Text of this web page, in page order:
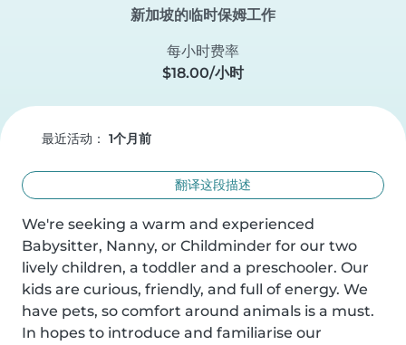
新加坡的临时保姆工作
每小时费率
$18.00/小时
最近活动： 1个月前
翻译这段描述
We're seeking a warm and experienced
Babysitter, Nanny, or Childminder for our two
lively children, a toddler and a preschooler. Our
kids are curious, friendly, and full of energy. We
have pets, so comfort around animals is a must.
In hopes to introduce and familiarise our